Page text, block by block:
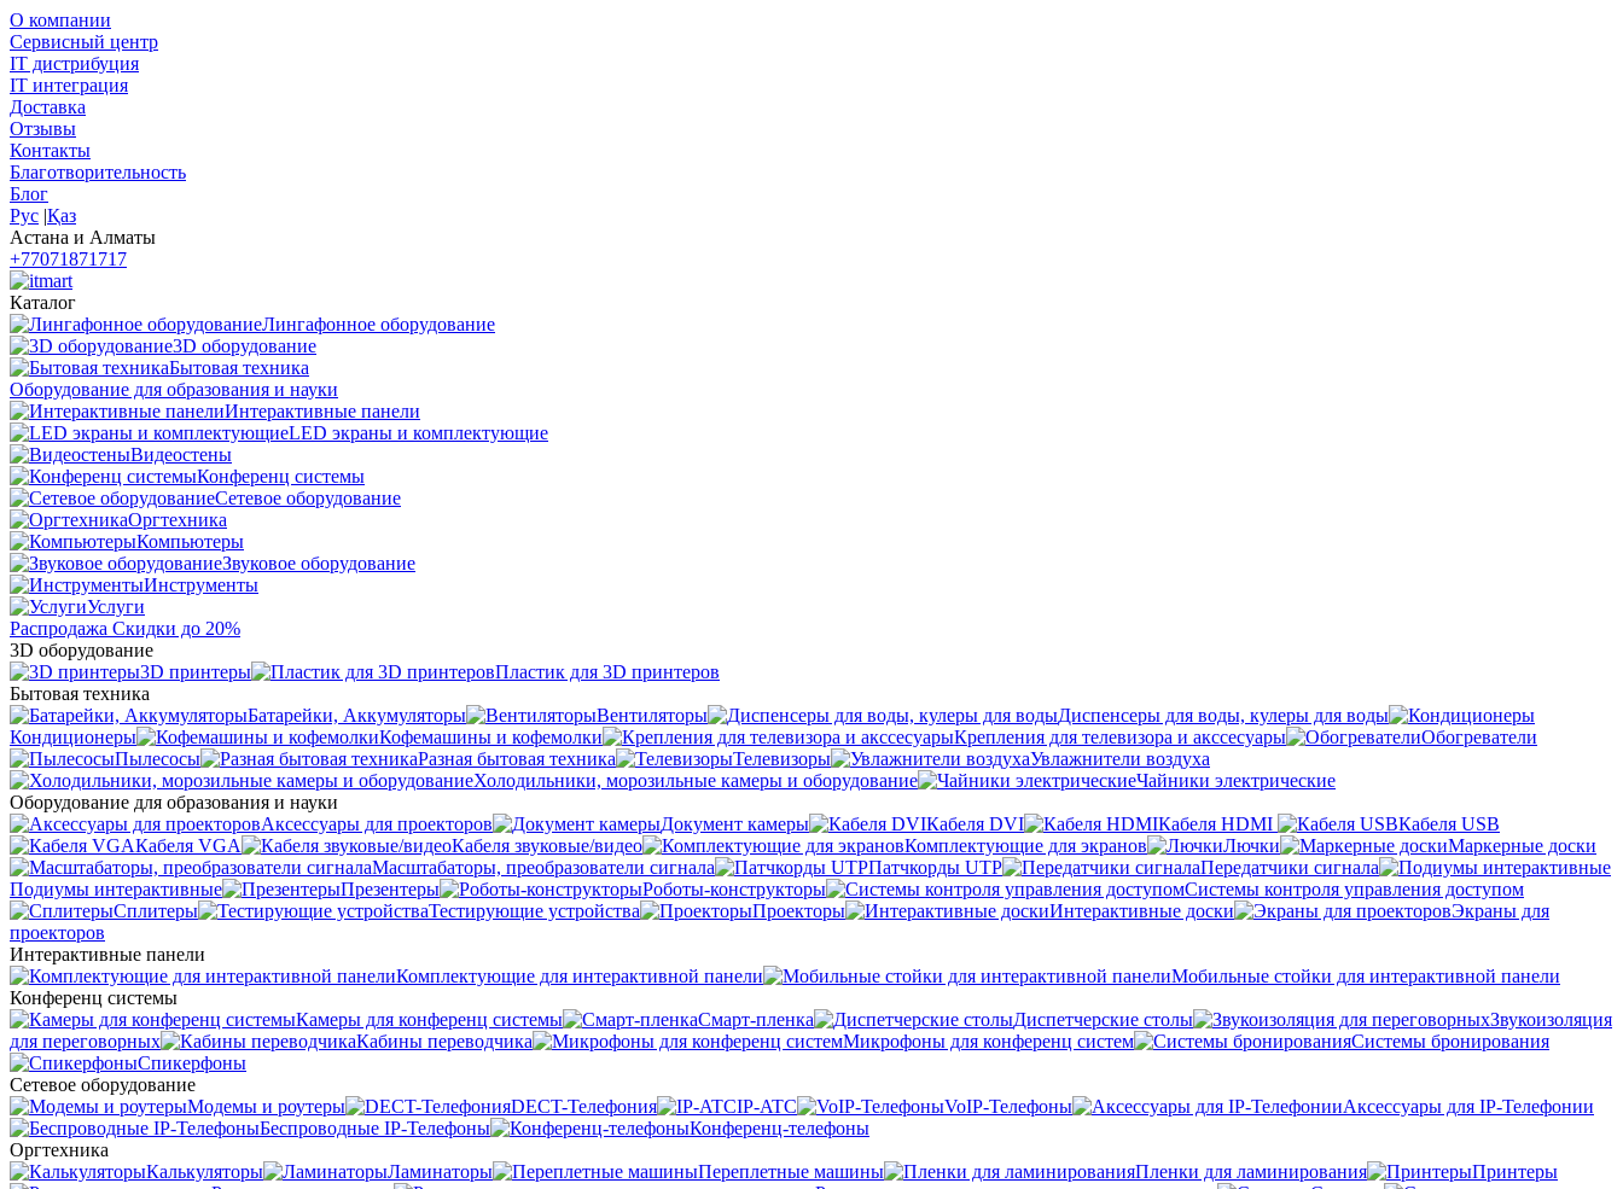
О компании
Сервисный центр
IT дистрибуция
IT интеграция
Доставка
Отзывы
Контакты
Благотворительность
Блог
Рус |Қаз
Астана и Алматы
+77071871717
Каталог
Лингафонное оборудование
3D оборудование
Бытовая техника
Оборудование для образования и науки
Интерактивные панели
LED экраны и комплектующие
Видеостены
Конференц системы
Сетевое оборудование
Оргтехника
Компьютеры
Звуковое оборудование
Инструменты
Услуги
Распродажа Скидки до 20%
3D оборудование
3D принтеры
Пластик для 3D принтеров
Бытовая техника
Батарейки, Аккумуляторы
Вентиляторы
Диспенсеры для воды, кулеры для воды
Кондиционеры
Кофемашины и кофемолки Крепления для телевизора и акссесуары
Обогреватели
Пылесосы
Разная бытовая техника Телевизоры
Увлажнители воздуха
Холодильники, морозильные камеры и оборудование
Чайники электрические
Оборудование для образования и науки
Аксессуары для проекторов
Документ камеры Кабеля DVI Кабеля HDMI
Кабеля USB
Кабеля VGA
Кабеля звуковые/видео Комплектующие для экранов Лючки
Маркерные доски
Масштабаторы, преобразователи сигнала
Патчкорды UTP
Передатчики сигнала
Подиумы интерактивные
Презентеры Роботы-конструкторы
Системы контроля управления доступом
Сплитеры
Тестирующие устройства Проекторы Интерактивные доски
Экраны для
проекторов
Интерактивные панели
Комплектующие для интерактивной панели
Мобильные стойки для интерактивной панели
Конференц системы
Камеры для конференц системы
Cмарт-пленка Диспетчерские столы
Звукоизоляция
для переговорных
Кабины переводчика Микрофоны для конференц систем
Системы бронирования
Спикерфоны
Сетевое оборудование
Модемы и роутеры
DECT-Телефония IP-ATC VoIP-Телефоны
Аксессуары для IP-Телефонии
Беспроводные IP-Телефоны
Конференц-телефоны
Оргтехника
Калькуляторы
Ламинаторы Переплетные машины Пленки для ламинирования
Принтеры